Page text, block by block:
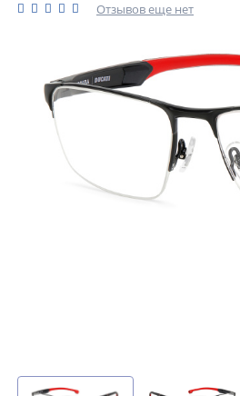
Отзывов еще нет